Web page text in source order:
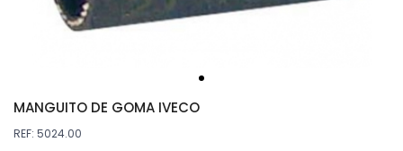
MANGUITO DE GOMA IVECO
REF: 5024.00